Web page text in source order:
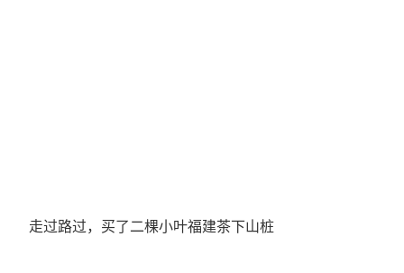
走过路过，买了二棵小叶福建茶下山桩